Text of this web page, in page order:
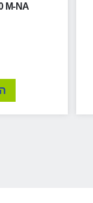
M-NA